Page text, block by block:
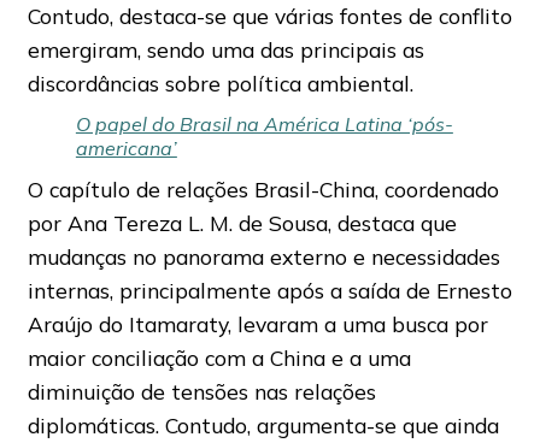
Contudo, destaca-se que várias fontes de conflito
emergiram, sendo uma das principais as
discordâncias sobre política ambiental.
O papel do Brasil na América Latina ‘pós-
americana’
O capítulo de relações Brasil-China, coordenado
por Ana Tereza L. M. de Sousa, destaca que
mudanças no panorama externo e necessidades
internas, principalmente após a saída de Ernesto
Araújo do Itamaraty, levaram a uma busca por
maior conciliação com a China e a uma
diminuição de tensões nas relações
diplomáticas. Contudo, argumenta-se que ainda